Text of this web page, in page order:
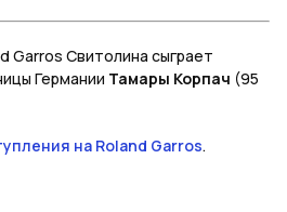
Garros Свитолина сыграет
Германии Тамары Корпач (95
на Roland Garros.